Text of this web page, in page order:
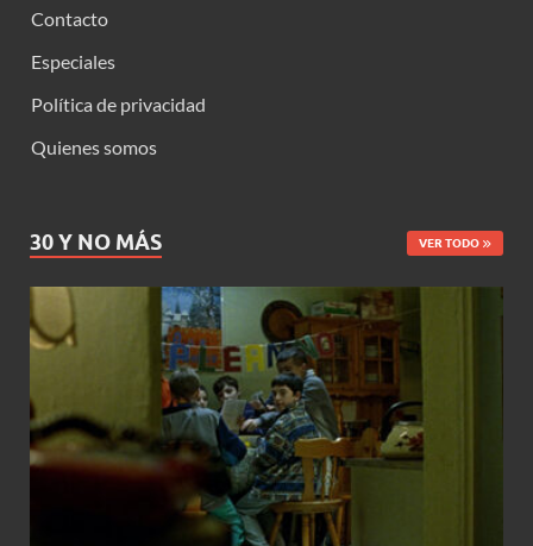
Contacto
Especiales
Política de privacidad
Quienes somos
30 Y NO MÁS VER TODO